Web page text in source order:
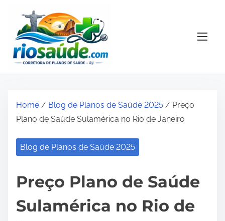
Home / Blog de Planos de Saúde 2025 / Preço
Plano de Saúde Sulamérica no Rio de Janeiro
Blog de Planos de Saúde 2025
Preço Plano de Saúde
Sulamérica no Rio de